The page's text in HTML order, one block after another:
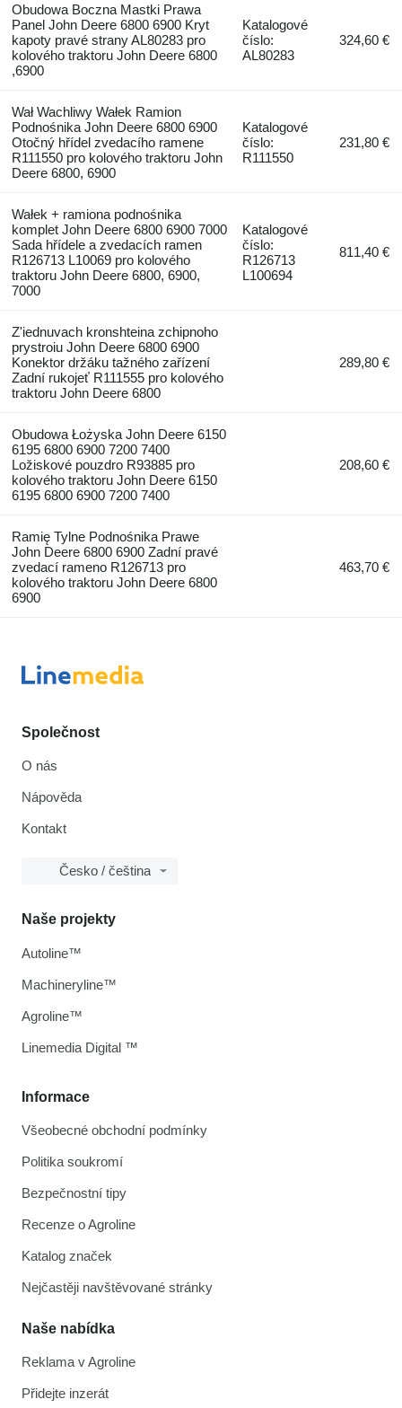
Obudowa Boczna Mastki Prawa
Panel John Deere 6800 6900 Kryt
kapoty pravé strany AL80283 pro
kolového traktoru John Deere 6800
,6900
Katalogové
číslo:
AL80283
324,60 €
Wał Wachliwy Wałek Ramion
Podnośnika John Deere 6800 6900
Otočný hřídel zvedacího ramene
R111550 pro kolového traktoru John
Deere 6800, 6900
Katalogové
číslo:
R111550
231,80 €
Wałek + ramiona podnośnika
komplet John Deere 6800 6900 7000
Sada hřídele a zvedacích ramen
R126713 L10069 pro kolového
traktoru John Deere 6800, 6900,
7000
Katalogové
číslo:
R126713
L100694
811,40 €
Z'iednuvach kronshteina zchipnoho
prystroiu John Deere 6800 6900
Konektor držáku tažného zařízení
Zadní rukojeť R111555 pro kolového
traktoru John Deere 6800
289,80 €
Obudowa Łożyska John Deere 6150
6195 6800 6900 7200 7400
Ložiskové pouzdro R93885 pro
kolového traktoru John Deere 6150
6195 6800 6900 7200 7400
208,60 €
Ramię Tylne Podnośnika Prawe
John Deere 6800 6900 Zadní pravé
zvedací rameno R126713 pro
kolového traktoru John Deere 6800
6900
463,70 €
Společnost
O nás
Nápověda
Kontakt
Česko / čeština
Informace
Všeobecné obchodní podmínky
Politika soukromí
Bezpečnostní tipy
Recenze o Agroline
Katalog značek
Nejčastěji navštěvované stránky
Naše nabídka
Reklama v Agroline
Přidejte inzerát
Naše projekty
Autoline™
Machineryline™
Agroline™
Linemedia Digital ™